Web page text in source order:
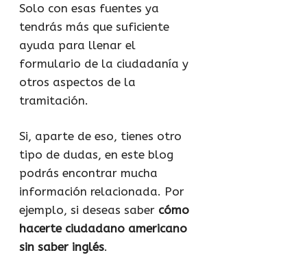
Solo con esas fuentes ya
tendrás más que suficiente
ayuda para llenar el
formulario de la ciudadanía y
otros aspectos de la
tramitación.
Si, aparte de eso, tienes otro
tipo de dudas, en este blog
podrás encontrar mucha
información relacionada. Por
ejemplo, si deseas saber cómo
hacerte ciudadano americano
sin saber inglés.